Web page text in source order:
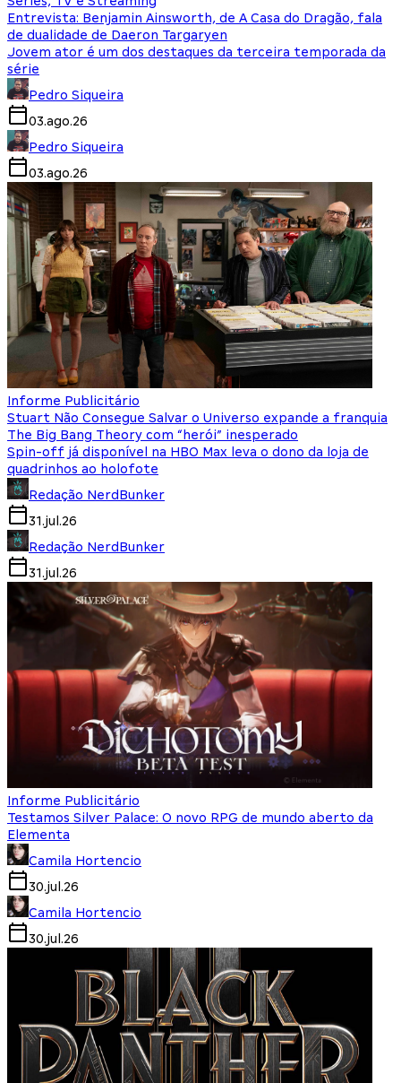
Entrevista: Benjamin Ainsworth, de A Casa do Dragão, fala
de dualidade de Daeron Targaryen
Jovem ator é um dos destaques da terceira temporada da
série
Pedro Siqueira
03.ago.26
Pedro Siqueira
03.ago.26
Informe Publicitário
Stuart Não Consegue Salvar o Universo expande a franquia
The Big Bang Theory com “herói” inesperado
Spin-off já disponível na HBO Max leva o dono da loja de
quadrinhos ao holofote
Redação NerdBunker
31.jul.26
Redação NerdBunker
31.jul.26
Informe Publicitário
Testamos Silver Palace: O novo RPG de mundo aberto da
Elementa
Camila Hortencio
30.jul.26
Camila Hortencio
30.jul.26